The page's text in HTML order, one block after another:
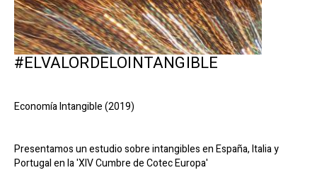
#ELVALORDELOINTANGIBLE
Economía Intangible (2019)
Presentamos un estudio sobre intangibles en España, Italia y
Portugal en la 'XIV Cumbre de Cotec Europa'